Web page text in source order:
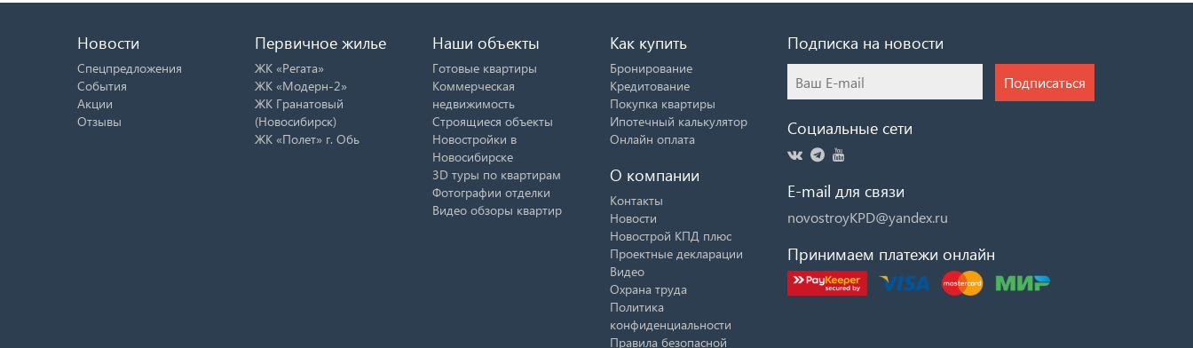
Новости
Спецпредложения
События
Акции
Отзывы
Первичное жилье
ЖК «Регата»
ЖК «Модерн-2»
ЖК Гранатовый
(Новосибирск)
ЖК «Полет» г. Обь
Наши объекты
Готовые квартиры
Коммерческая
недвижимость
Строящиеся объекты
Новостройки в
Новосибирске
3D туры по квартирам
Фотографии отделки
Видео обзоры квартир
Как купить
Бронирование
Кредитование
Покупка квартиры
Ипотечный калькулятор
Онлайн оплата
О компании
Контакты
Новости
Новострой КПД плюс
Проектные декларации
Видео
Охрана труда
Политика
конфиденциальности
Правила безопасной
Подписка на новости
Подписаться
Социальные сети
E-mail для связи
novostroyKPD@yandex.ru
Принимаем платежи онлайн